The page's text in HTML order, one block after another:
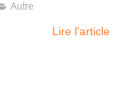
Autre
Lire l'article